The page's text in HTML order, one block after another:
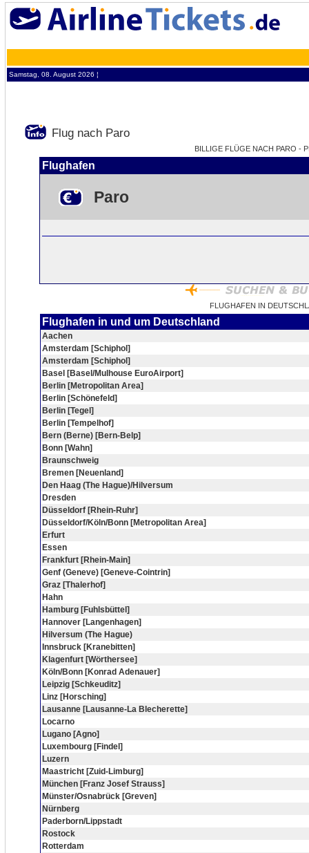
Samstag, 08. August 2026 ¦
Flug nach Paro
BILLIGE FLÜGE NACH PARO -
Flughafen
Paro
FLUGHAFEN IN
Flughafen in und um Deutschland
Aachen
Amsterdam [Schiphol]
Amsterdam [Schiphol]
Basel [Basel/Mulhouse EuroAirport]
Berlin [Metropolitan Area]
Berlin [Schönefeld]
Berlin [Tegel]
Berlin [Tempelhof]
Bern (Berne) [Bern-Belp]
Bonn [Wahn]
Braunschweig
Bremen [Neuenland]
Den Haag (The Hague)/Hilversum
Dresden
Düsseldorf [Rhein-Ruhr]
Düsseldorf/Köln/Bonn [Metropolitan Area]
Erfurt
Essen
Frankfurt [Rhein-Main]
Genf (Geneve) [Geneve-Cointrin]
Graz [Thalerhof]
Hahn
Hamburg [Fuhlsbüttel]
Hannover [Langenhagen]
Hilversum (The Hague)
Innsbruck [Kranebitten]
Klagenfurt [Wörthersee]
Köln/Bonn [Konrad Adenauer]
Leipzig [Schkeuditz]
Linz [Horsching]
Lausanne [Lausanne-La Blecherette]
Locarno
Lugano [Agno]
Luxembourg [Findel]
Luzern
Maastricht [Zuid-Limburg]
München [Franz Josef Strauss]
Münster/Osnabrück [Greven]
Nürnberg
Paderborn/Lippstadt
Rostock
Rotterdam